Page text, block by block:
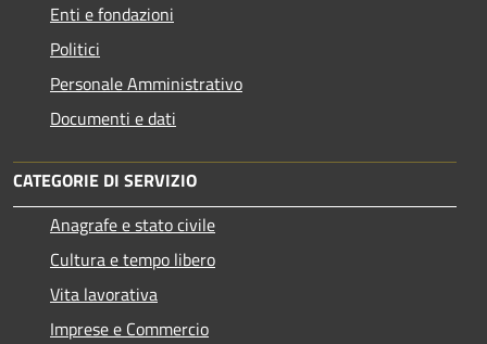
Enti e fondazioni
Politici
Personale Amministrativo
Documenti e dati
CATEGORIE DI SERVIZIO
Anagrafe e stato civile
Cultura e tempo libero
Vita lavorativa
Imprese e Commercio